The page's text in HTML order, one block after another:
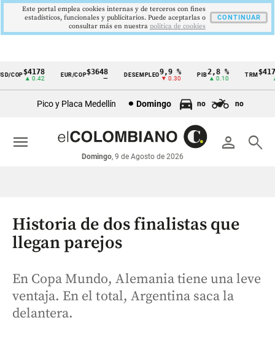
Cintillo
económicos
Colombia
COP$4178
▲ 0.42
EUR/COP$3648 DESEMPLEO 9,9 %
▼ 0.30
PIB2,8 %
▲ 0.10
TRM
▲
Pico y Placa Medellín Domingo no no
person search
Domingo, 9 de Agosto de 2026
menu
Historia de dos finalistas que
llegan parejos
En Copa Mundo, Alemania tiene una leve
ventaja. En el total, Argentina saca la
delantera.
Este portal emplea cookies internas y de terceros con fines
estadísticos, funcionales y publicitarios. Puede aceptarlas o
consultar más en nuestra politica de cookies
CONTINUAR